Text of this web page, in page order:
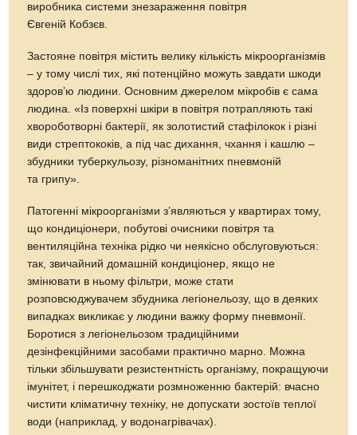
виробника системи знезараження повітря
Євгеній Кобзєв.
Застояне повітря містить велику кількість мікроорганізмів
– у тому числі тих, які потенційно можуть завдати шкоди
здоров’ю людини. Основним джерелом мікробів є сама
людина. «Із поверхні шкіри в повітря потрапляють такі
хвороботворні бактерії, як золотистий стафілокок і різні
види стрептококів, а під час дихання, чхання і кашлю –
збудники туберкульозу, різноманітних пневмоній
та грипу».
Патогенні мікроорганізми з’являються у квартирах тому,
що кондиціонери, побутові очисники повітря та
вентиляційна техніка рідко чи неякісно обслуговуються:
так, звичайний домашній кондиціонер, якщо не
змінювати в ньому фільтри, може стати
розповсюджувачем збудника легіонельозу, що в деяких
випадках викликає у людини важку форму пневмонії.
Боротися з легіонельозом традиційними
дезінфекційними засобами практично марно. Можна
тільки збільшувати резистентність організму, покращуючи
імунітет, і перешкоджати розмноженню бактерій: вчасно
чистити кліматичну техніку, не допускати зостоїв теплої
води (наприклад, у водонагрівачах).